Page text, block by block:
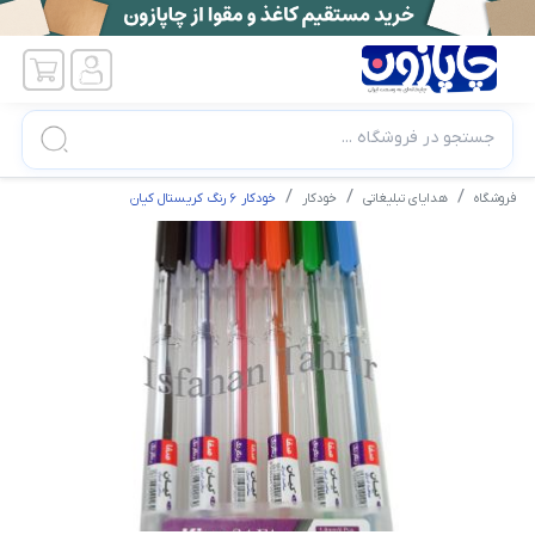
جستجو در فروشگاه ...
فروشگاه هدایای تبلیغاتی خودکار خودکار ۶ رنگ کریستال کیان